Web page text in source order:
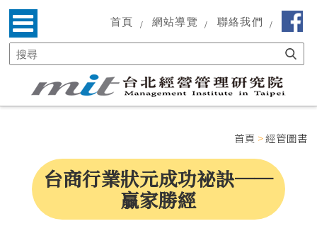
首頁 網站導覽 聯絡我們
台商行業狀元成功祕訣──
贏家勝經
首頁 >經管圖書